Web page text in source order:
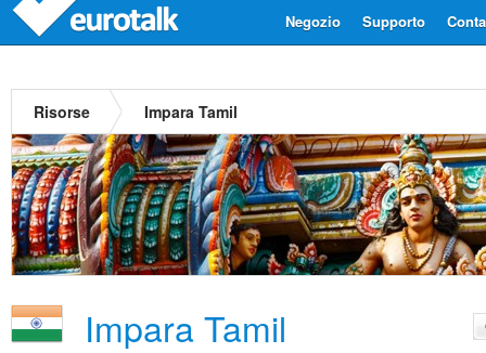
Supporto
Negozio
Risorse Impara Tamil
Impara Tamil